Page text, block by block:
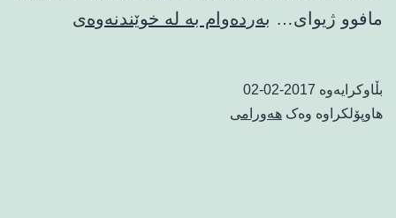
مافوو ژیوای… بەردەوام بە لە خوێندنەوەی
بڵاوکرایەوە 2017-02-02
هاوپۆلکراوە وەک هەورامی